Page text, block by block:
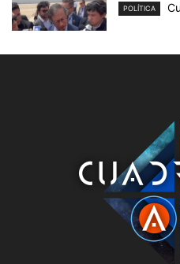
POLÍTICA